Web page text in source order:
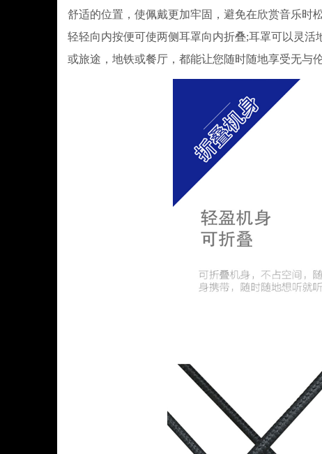
舒适的位置，使佩戴更加牢固，避免在欣赏音乐时
轻轻向内按便可使两侧耳罩向内折叠;耳罩可以灵
或旅途，地铁或餐厅，都能让您随时随地享受无与